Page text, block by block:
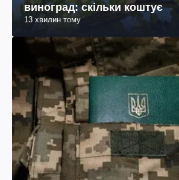
виноград: скільки коштує
13 хвилин тому